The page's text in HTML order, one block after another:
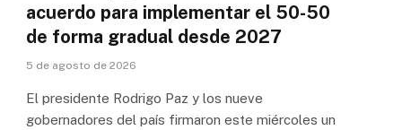
acuerdo para implementar el 50-50
de forma gradual desde 2027
5 de agosto de 2026
El presidente Rodrigo Paz y los nueve
gobernadores del país firmaron este miércoles un